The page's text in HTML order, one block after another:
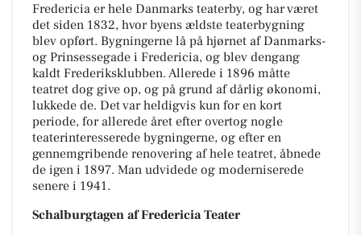
Fredericia er hele Danmarks teaterby, og har været
det siden 1832, hvor byens ældste teaterbygning
blev opført. Bygningerne lå på hjørnet af Danmarks-
og Prinsessegade i Fredericia, og blev dengang
kaldt Frederiksklubben. Allerede i 1896 måtte
teatret dog give op, og på grund af dårlig økonomi,
lukkede de. Det var heldigvis kun for en kort
periode, for allerede året efter overtog nogle
teaterinteresserede bygningerne, og efter en
gennemgribende renovering af hele teatret, åbnede
de igen i 1897. Man udvidede og moderniserede
senere i 1941.
Schalburgtagen af Fredericia Teater